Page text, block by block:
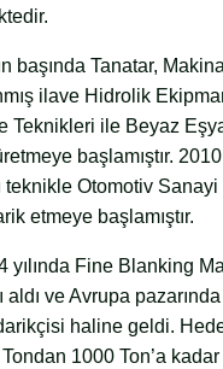
başında Tanatar,
ilave Hidrolik
Teknikleri ile Beyaz
başlamıştır. 2010
teknikle Otomotiv
etmeye başlamıştır.
yılında Fine Blanking
aldı ve Avrupa
haline geldi.
1000 Ton’a